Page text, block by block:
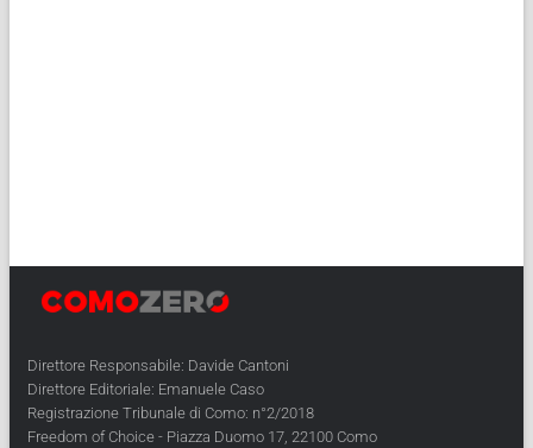
Direttore Responsabile: Davide Cantoni
Direttore Editoriale: Emanuele Caso
Registrazione Tribunale di Como: n°2/2018
Freedom of Choice - Piazza Duomo 17, 22100 Como